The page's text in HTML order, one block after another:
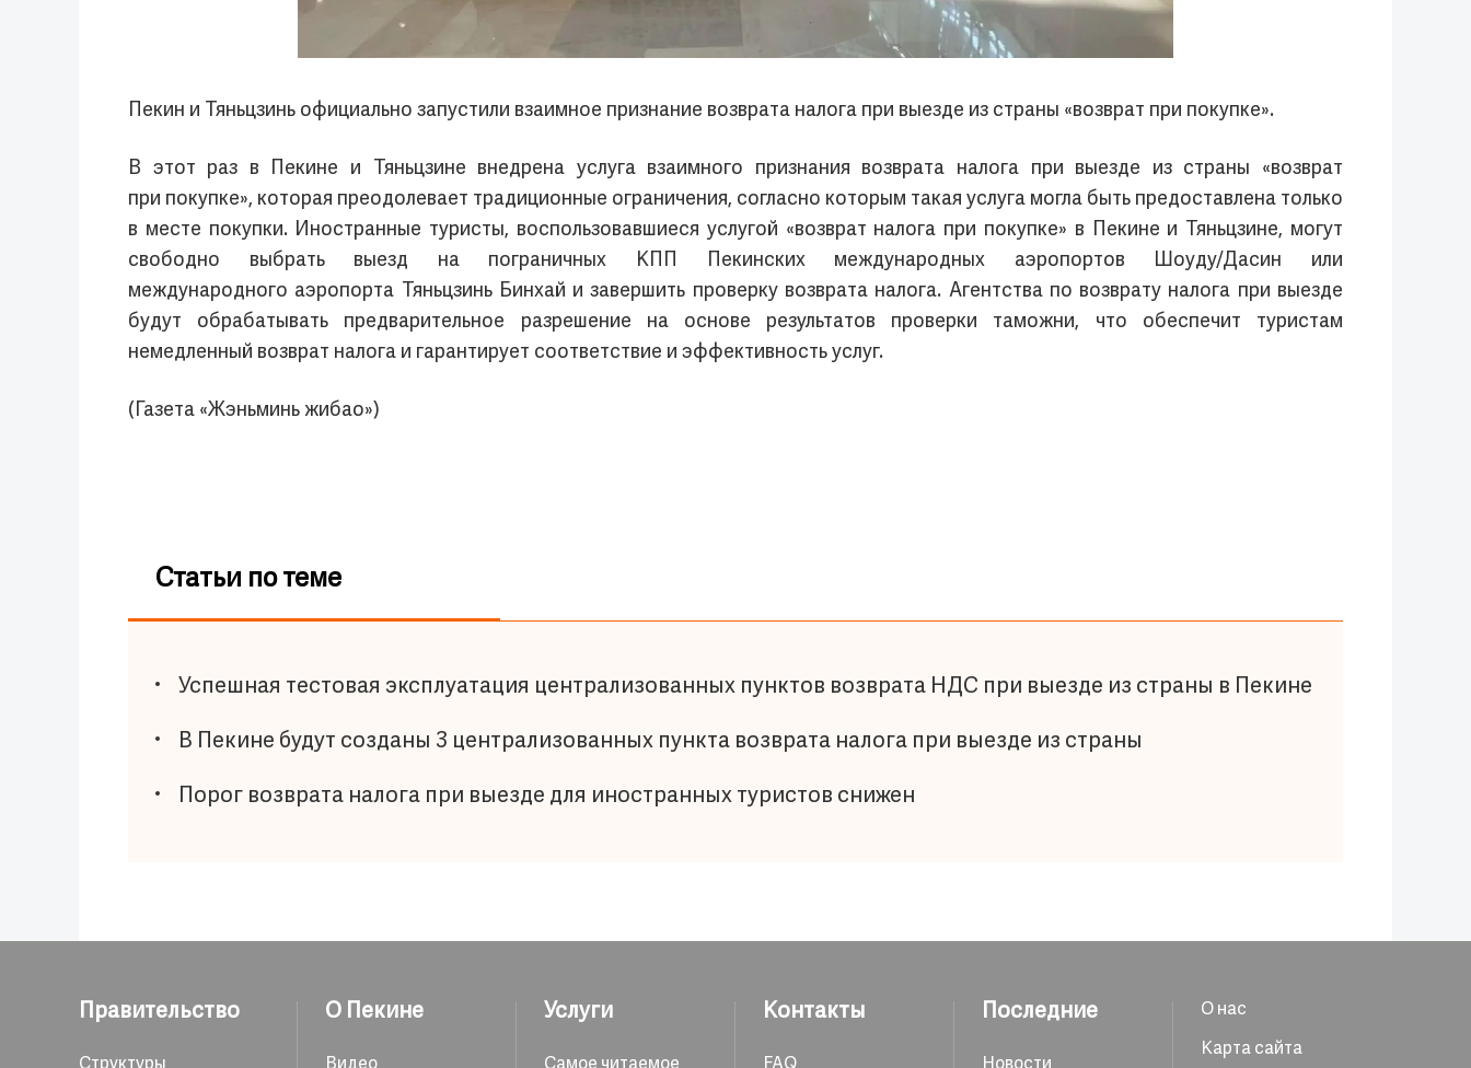
Пекин и Тяньцзинь официально запустили взаимное признание возврата налога при выезде из страны «возврат при покупке».
В этот раз в Пекине и Тяньцзине внедрена услуга взаимного признания возврата налога при выезде из страны «возврат
при покупке», которая преодолевает традиционные ограничения, согласно которым такая услуга могла быть предоставлена только
в месте покупки. Иностранные туристы, воспользовавшиеся услугой «возврат налога при покупке» в Пекине и Тяньцзине, могут
свободно выбрать выезд на пограничных КПП Пекинских международных аэропортов Шоуду/Дасин или
международного аэропорта Тяньцзинь Бинхай и завершить проверку возврата налога. Агентства по возврату налога при выезде
будут обрабатывать предварительное разрешение на основе результатов проверки таможни, что обеспечит туристам
немедленный возврат налога и гарантирует соответствие и эффективность услуг.
(Газета «Жэньминь жибао»)
Статьи по теме
Успешная тестовая эксплуатация централизованных пунктов возврата НДС при выезде из страны в Пекине
В Пекине будут созданы 3 централизованных пункта возврата налога при выезде из страны
Порог возврата налога при выезде для иностранных туристов снижен
Правительство О Пекине Услуги Контакты Последние
О нас
Карта сайта